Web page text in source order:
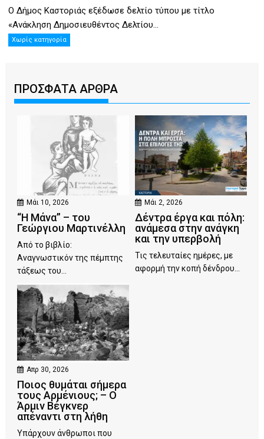
Ο Δήμος Καστοριάς εξέδωσε δελτίο τύπου με τίτλο
«Ανάκληση Δημοσιευθέντος Δελτίου...
Χωρίς κατηγορία
ΠΡΟΣΦΑΤΑ ΑΡΘΡΑ
Μάι 10, 2026
“Η Μάνα” – του
Γεώργιου Μαρτινέλλη
Από το βιβλίο:
Αναγνωστικόν της πέμπτης
τάξεως του...
Μάι 2, 2026
Δέντρα έργα και πόλη:
ανάμεσα στην ανάγκη
και την υπερβολή
Τις τελευταίες ημέρες, με
αφορμή την κοπή δένδρου...
Απρ 30, 2026
Ποιος θυμάται σήμερα
τους Αρμένιους; – Ο
Άρμιν Βέγκνερ
απέναντι στη λήθη
Υπάρχουν άνθρωποι που